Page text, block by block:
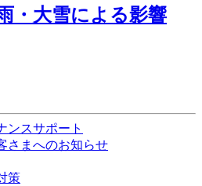
・大雪による影響
ンスサポート
さまへのお知らせ
策